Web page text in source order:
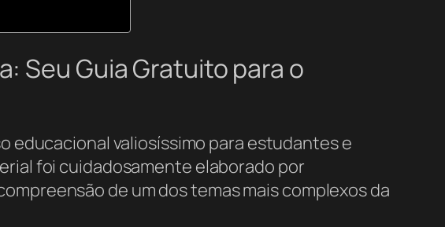
Seu Guia Gratuito para o
valiosíssimo para estudantes e
foi cuidadosamente elaborado por
de um dos temas mais complexos da